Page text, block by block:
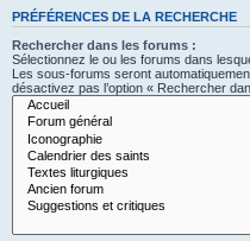
PRÉFÉRENCES DE LA RECHERCHE
Rechercher dans les forums :
Sélectionnez le ou les forums dans
Les sous-forums seront
désactivez pas l’option « Rechercher